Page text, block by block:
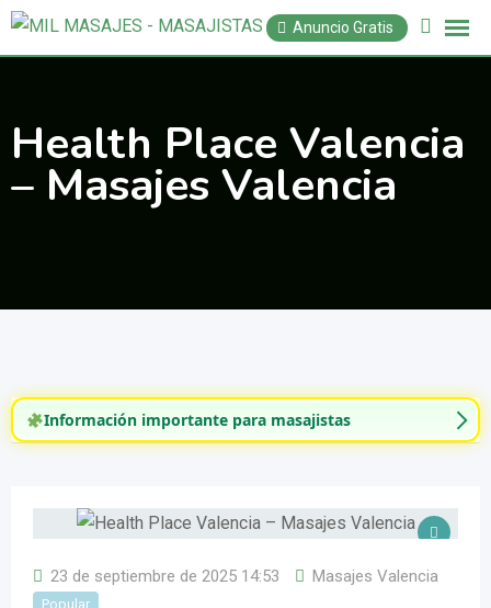
Saltar
Anuncio Gratis
Health Place Valencia
– Masajes Valencia
Información importante para masajistas
23 de septiembre de 2025 14:53 Masajes Valencia
Popular